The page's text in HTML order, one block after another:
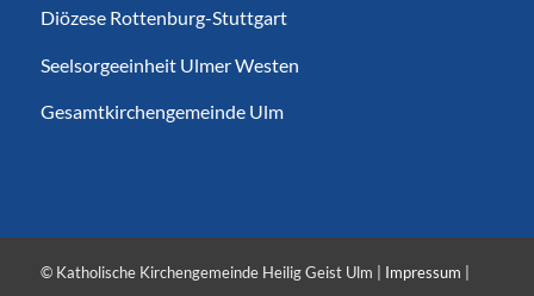
Diözese Rottenburg-Stuttgart
Seelsorgeeinheit Ulmer Westen
Gesamtkirchengemeinde Ulm
© Katholische Kirchengemeinde Heilig Geist Ulm | Impressum